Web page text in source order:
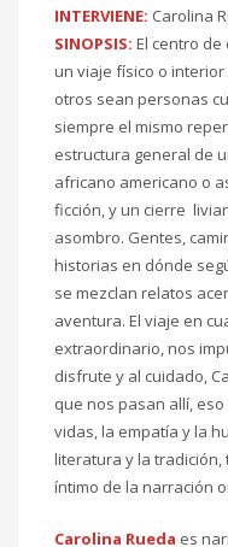
INTERVIENE: Carolina
SINOPSIS: El centro
un viaje físico o
otros sean personas
siempre el mismo
estructura general de
africano americano o
ficción, y un cierre
asombro. Gentes,
historias en dónde
se mezclan relatos
aventura. El viaje en
extraordinario, nos
disfrute y al cuidado,
que nos pasan allí,
vidas, la empatía y la
literatura y la
íntimo de la narración
Carolina Rueda es